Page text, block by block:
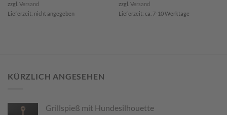
zzgl. Versand
Lieferzeit: nicht angegeben
zzgl. Versand
Lieferzeit: ca. 7-10 Werktage
KÜRZLICH ANGESEHEN
Grillspieß mit Hundesilhouette